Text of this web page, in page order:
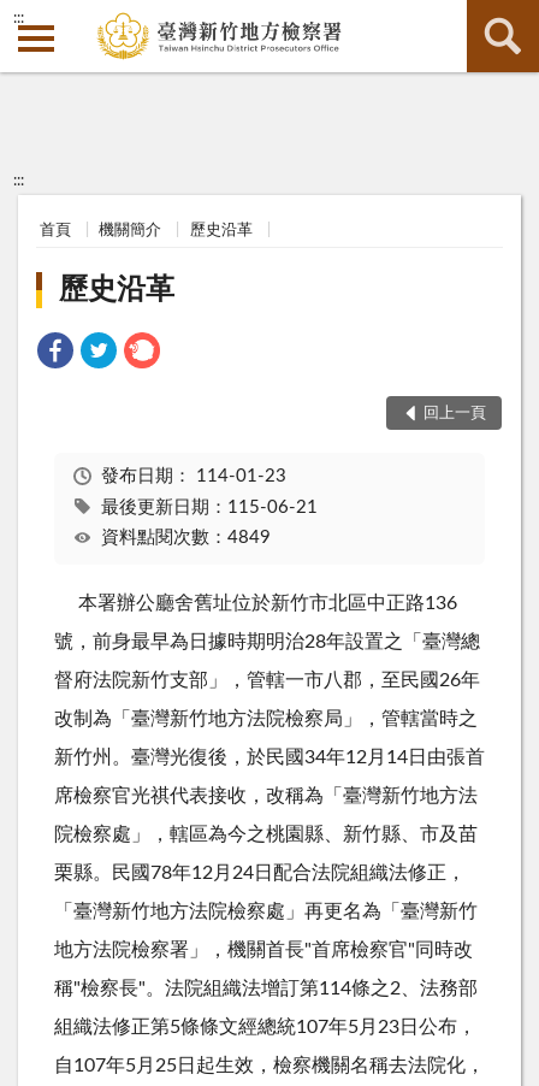
:::
:::
首頁 機關簡介 歷史沿革
歷史沿革
回上一頁
發布日期： 114-01-23
最後更新日期：115-06-21
資料點閱次數：4849
本署辦公廳舍舊址位於新竹市北區中正路136
號，前身最早為日據時期明治28年設置之「臺灣總
督府法院新竹支部」，管轄一市八郡，至民國26年
改制為「臺灣新竹地方法院檢察局」，管轄當時之
新竹州。臺灣光復後，於民國34年12月14日由張首
席檢察官光祺代表接收，改稱為「臺灣新竹地方法
院檢察處」，轄區為今之桃園縣、新竹縣、市及苗
栗縣。民國78年12月24日配合法院組織法修正，
「臺灣新竹地方法院檢察處」再更名為「臺灣新竹
地方法院檢察署」，機關首長"首席檢察官"同時改
稱"檢察長"。法院組織法增訂第114條之2、法務部
組織法修正第5條條文經總統107年5月23日公布，
自107年5月25日起生效，檢察機關名稱去法院化，